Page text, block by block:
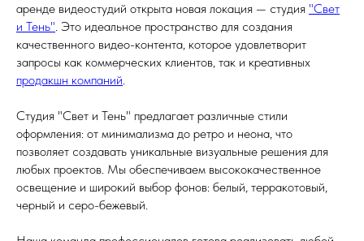
аренде видеостудий открыта новая локация — студия "Свет
и Тень". Это идеальное пространство для создания
качественного видео-контента, которое удовлетворит
запросы как коммерческих клиентов, так и креативных
продакшн компаний.
Студия "Свет и Тень" предлагает различные стили
оформления: от минимализма до ретро и неона, что
позволяет создавать уникальные визуальные решения для
любых проектов. Мы обеспечиваем высококачественное
освещение и широкий выбор фонов: белый, терракотовый,
черный и серо-бежевый.